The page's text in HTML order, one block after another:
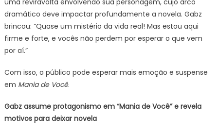
uma reviravolta envolvendo sua personagem, cujo arco
dramático deve impactar profundamente a novela. Gabz
brincou: “Quase um mistério da vida real! Mas estou aqui
firme e forte, e vocês não perdem por esperar o que vem
por aí.”
Com isso, o público pode esperar mais emoção e suspense
em Mania de Você.
Gabz assume protagonismo em “Mania de Você” e revela
motivos para deixar novela